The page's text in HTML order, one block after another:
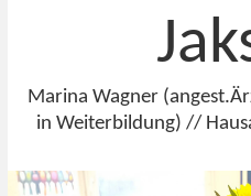
Marina Wagner
in Weiterbildung) //